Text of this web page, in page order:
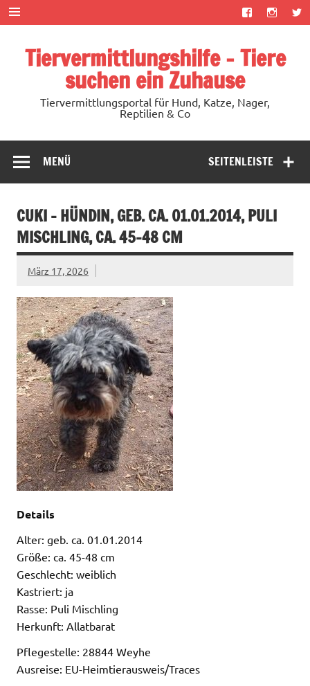
Zum
Inhalt
springen
Tiervermittlungshilfe – Tiere
suchen ein Zuhause
Tiervermittlungsportal für Hund, Katze, Nager,
Reptilien & Co
SEITENLEISTE
MENÜ
CUKI – HÜNDIN, GEB. CA. 01.01.2014, PULI
MISCHLING, CA. 45-48 CM
März 17, 2026
Details
Alter: geb. ca. 01.01.2014
Größe: ca. 45-48 cm
Geschlecht: weiblich
Kastriert: ja
Rasse: Puli Mischling
Herkunft: Allatbarat
Pflegestelle: 28844 Weyhe
Ausreise: EU-Heimtierausweis/Traces